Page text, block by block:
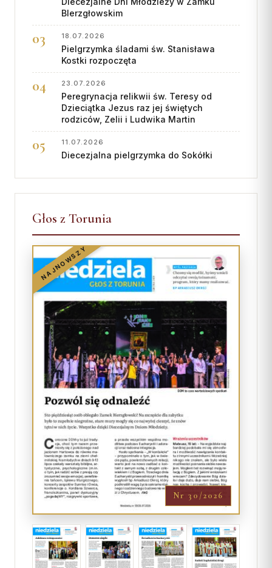
BIerzgłowskim
18.07.2026
Pielgrzymka śladami św. Stanisława
Kostki rozpoczęta
23.07.2026
Peregrynacja relikwii św. Teresy od
Dzieciątka Jezus raz jej świętych
rodziców, Zelii i Ludwika Martin
11.07.2026
Diecezjalna pielgrzymka do Sokółki
Głos z Torunia
NAJNOWSZY
Nr 30/2026